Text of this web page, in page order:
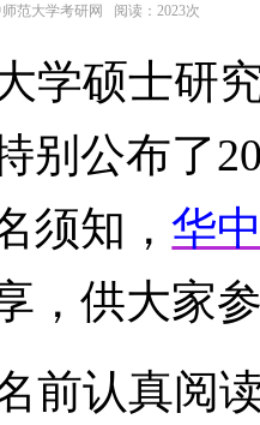
范大学考研网 阅读： 2023次
学硕士研
别公布了
须知，华
，供大家
前认真阅